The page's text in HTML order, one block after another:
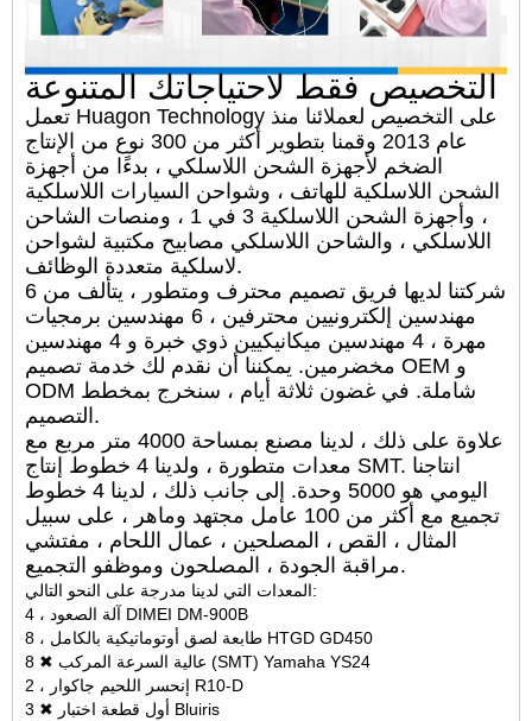
التخصيص فقط لاحتياجاتك المتنوعة
تعمل Huagon Technology على التخصيص لعملائنا منذ
عام 2013 وقمنا بتطوير أكثر من 300 نوع من الإنتاج
الضخم لأجهزة الشحن اللاسلكي ، بدءًا من أجهزة
الشحن اللاسلكية للهاتف ، وشواحن السيارات اللاسلكية
، وأجهزة الشحن اللاسلكية 3 في 1 ، ومنصات الشاحن
اللاسلكي ، والشاحن اللاسلكي مصابيح مكتبية لشواحن
لاسلكية متعددة الوظائف.
شركتنا لديها فريق تصميم محترف ومتطور ، يتألف من 6
مهندسين إلكترونيين محترفين ، 6 مهندسين برمجيات
مهرة ، 4 مهندسين ميكانيكيين ذوي خبرة و 4 مهندسين
مخضرمين. يمكننا أن نقدم لك خدمة تصميم OEM و
ODM شاملة. في غضون ثلاثة أيام ، سنخرج بمخطط
التصميم.
علاوة على ذلك ، لدينا مصنع بمساحة 4000 متر مربع مع
معدات متطورة ، ولدينا 4 خطوط إنتاج SMT. انتاجنا
اليومي هو 5000 وحدة. إلى جانب ذلك ، لدينا 4 خطوط
تجميع مع أكثر من 100 عامل مجتهد وماهر ، على سبيل
المثال ، القص ، المصلحين ، عمال اللحام ، مفتشي
مراقبة الجودة ، المصلحون وموظفو التجميع.
المعدات التي لدينا مدرجة على النحو التالي:
4 ، آلة الصعود DIMEI DM-900B
8 ، طابعة لصق أوتوماتيكية بالكامل HTGD GD450
8 ✖ عالية السرعة المركب (SMT) Yamaha YS24
2 ، إنحسر اللحيم جاكوار R10-D
3 ✖ أول قطعة اختبار Bluiris